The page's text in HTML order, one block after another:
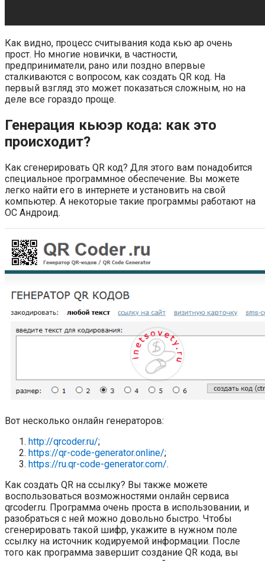
Как видно, процесс считывания кода кью ар очень
прост. Но многие новички, в частности,
предприниматели, рано или поздно впервые
сталкиваются с вопросом, как создать QR код. На
первый взгляд это может показаться сложным, но на
деле все гораздо проще.
Генерация кьюэр кода: как это
происходит?
Как сгенерировать QR код? Для этого вам понадобится
специальное программное обеспечение. Вы можете
легко найти его в интернете и установить на свой
компьютер. А некоторые такие программы работают на
ОС Андроид.
Вот несколько онлайн генераторов:
http://qrcoder.ru/;
https://qr-code-generator.online/;
https://ru.qr-code-generator.com/.
Как создать QR на ссылку? Вы также можете
воспользоваться возможностями онлайн сервиса
qrcoder.ru. Программа очень проста в использовании, и
разобраться с ней можно довольно быстро. Чтобы
сгенерировать такой шифр, укажите в нужном поле
ссылку на источник кодируемой информации. После
того как программа завершит создание QR кода, вы